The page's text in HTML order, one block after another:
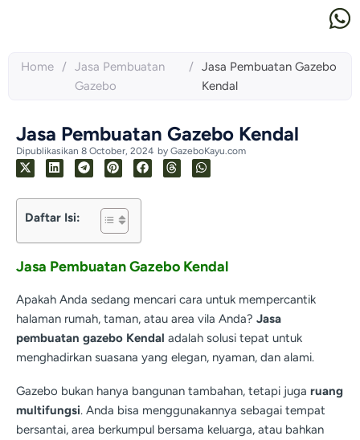
Home / Jasa Pembuatan
Gazebo
/ Jasa Pembuatan Gazebo
Kendal
Jasa Pembuatan Gazebo Kendal
Dipublikasikan 8 October, 2024 by GazeboKayu.com
Daftar Isi:
Jasa Pembuatan Gazebo Kendal
Apakah Anda sedang mencari cara untuk mempercantik
halaman rumah, taman, atau area vila Anda? Jasa
pembuatan gazebo Kendal adalah solusi tepat untuk
menghadirkan suasana yang elegan, nyaman, dan alami.
Gazebo bukan hanya bangunan tambahan, tetapi juga ruang
multifungsi. Anda bisa menggunakannya sebagai tempat
bersantai, area berkumpul bersama keluarga, atau bahkan